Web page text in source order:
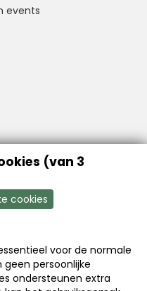
events
Finance
Word nu lid
(van 3
cookies
voor de normale
geen persoonlijke
ondersteunen extra